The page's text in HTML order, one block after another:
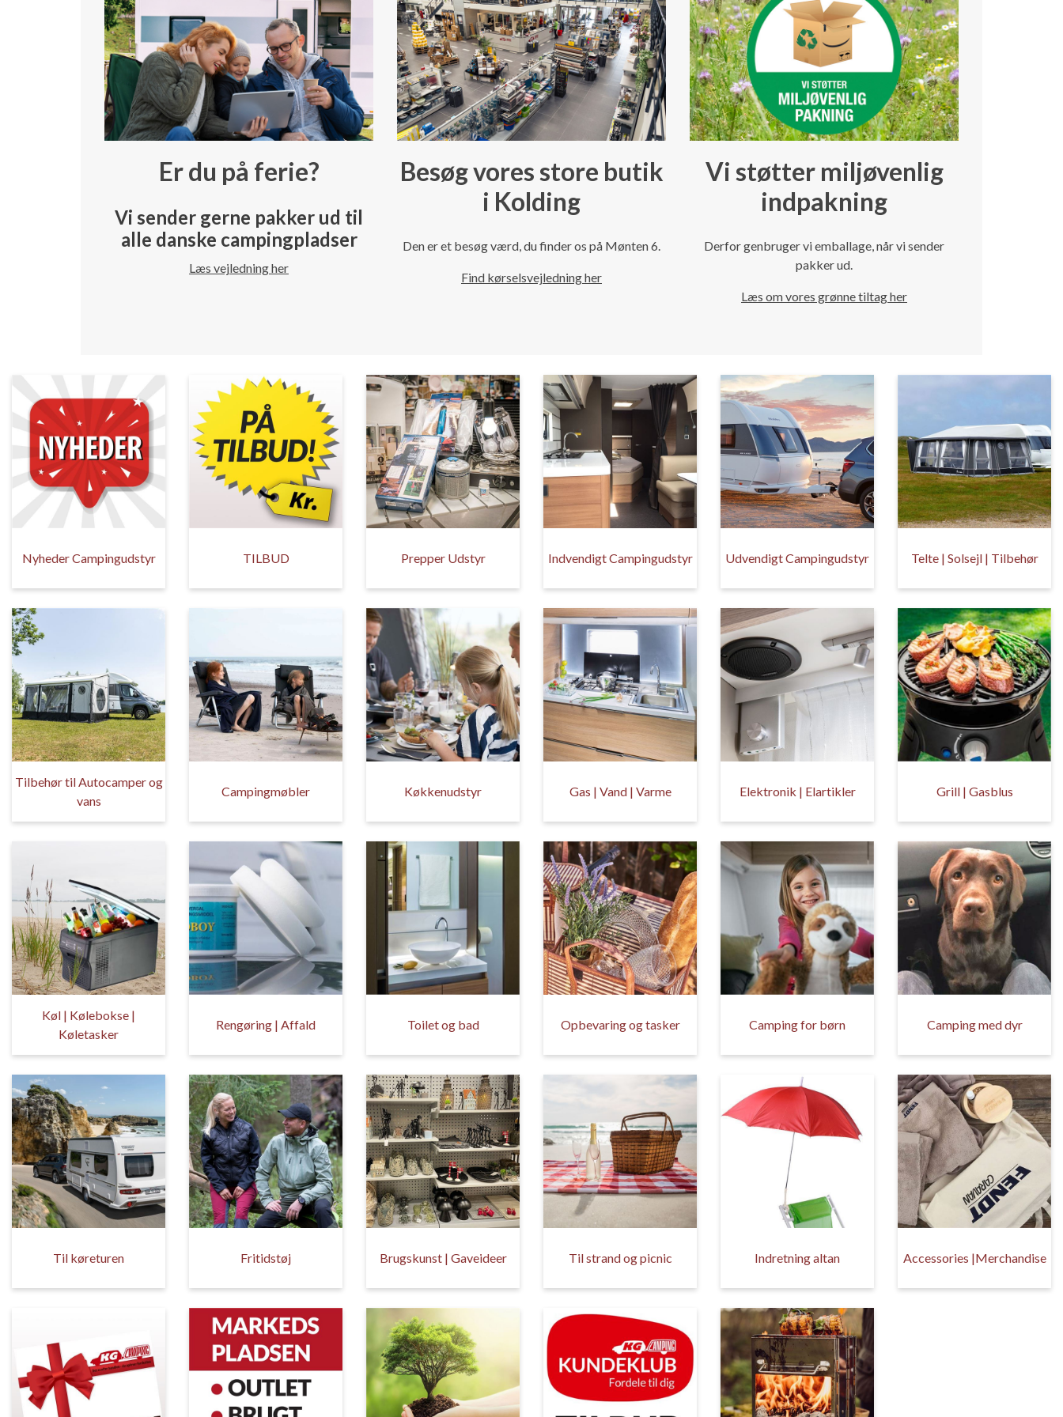
Er du på ferie?
Vi sender gerne pakker ud til
alle danske campingpladser
Læs vejledning her
Besøg vores store butik
i Kolding
Den er et besøg værd, du finder os på Mønten 6.
Find kørselsvejledning her
Vi støtter miljøvenlig
indpakning
Derfor genbruger vi emballage, når vi sender
pakker ud.
Læs om vores grønne tiltag her
Nyheder Campingudstyr TILBUD Prepper Udstyr Indvendigt Campingudstyr Udvendigt Campingudstyr Telte | Solsejl | Tilbehør
Tilbehør til Autocamper og
vans
Campingmøbler Køkkenudstyr Gas | Vand | Varme Elektronik | Elartikler Grill | Gasblus
Køl | Kølebokse |
Køletasker
Rengøring | Affald Toilet og bad Opbevaring og tasker Camping for børn Camping med dyr
Til køreturen Fritidstøj Brugskunst | Gaveideer Til strand og picnic Indretning altan Accessories |Merchandise